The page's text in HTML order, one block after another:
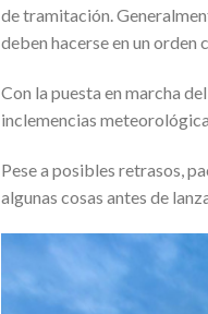
de tramitación.
deben hacerse en un
Con la puesta en marcha
inclemencias
Pese a posibles retrasos,
algunas cosas antes de